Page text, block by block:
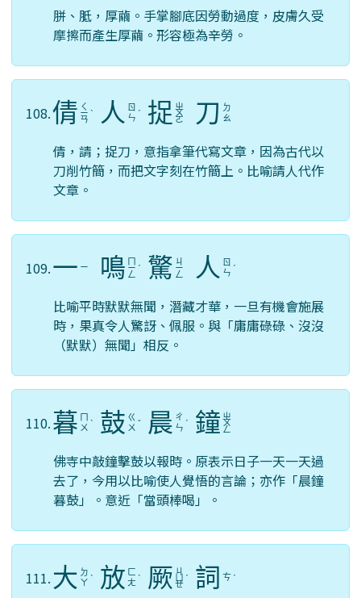
胼、胝，厚繭。手掌腳底因勞動過度，皮膚久受
摩擦而產生厚繭。形容極為辛勞。
108.倩 ㄑ
ㄧ
ㄢ
ˋ 人 ㄖ
ㄣ ˊ 捉 ㄓ
ㄨ
ㄛ 刀 ㄉ
ㄠ
倩，請；捉刀，意指拿筆代寫文章，因為古代以
刀削竹簡，而把文字刻在竹簡上。比喻請人代作
文章。
109.一 ㄧ 鳴 ㄇ
ㄧ
ㄥ
ˊ 驚 ㄐ
ㄧ
ㄥ 人 ㄖ
ㄣ ˊ
比喻平時默默無聞，潛藏才華，一旦有機會施展
時，果真令人驚訝、佩服。與「庸庸碌碌、沒沒
（默默）無聞」相反。
110.暮 ㄇ
ㄨ ˋ 鼓 ㄍ
ㄨ ˇ 晨 ㄔ
ㄣ ˊ 鐘 ㄓ
ㄨ
ㄥ
佛寺中敲鐘擊鼓以報時。原表示日子一天一天過
去了，今用以比喻使人覺悟的言論；亦作「晨鐘
暮鼓」。意近「當頭棒喝」。
111. 大 ㄉ
ㄚ ˋ 放 ㄈ
ㄤ ˋ 厥 ㄐ
ㄩ
ㄝ
ˊ 詞 ㄘ ˊ